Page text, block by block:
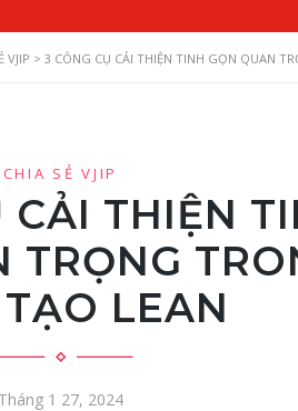
VJIP > 3 CÔNG CỤ CẢI THIỆN TINH GỌN QUAN
CHIA SẺ VJIP
CẢI THIỆN
TRỌNG
LEAN
Tháng 1 27, 2024